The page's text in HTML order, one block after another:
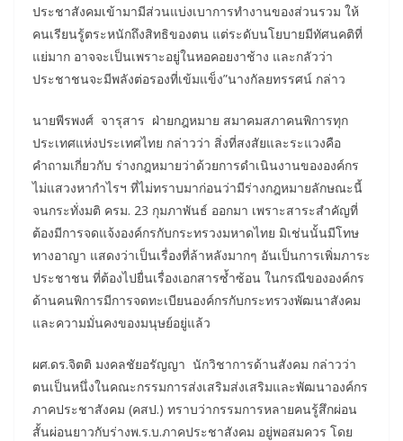
ประชาสังคมเข้ามามีส่วนแบ่งเบาการทำงานของส่วนรวม ให้
คนเรียนรู้ตระหนักถึงสิทธิของตน แต่ระดับนโยบายมีทัศนคติที่
แย่มาก อาจจะเป็นเพราะอยู่ในหอคอยงาช้าง และกลัวว่า
ประชาชนจะมีพลังต่อรองที่เข้มแข็ง”นางกัลยทรรศน์ กล่าว
นายพีรพงศ์ จารุสาร ฝ่ายกฎหมาย สมาคมสภาคนพิการทุก
ประเทศแห่งประเทศไทย กล่าวว่า สิ่งที่สงสัยและระแวงคือ
คำถามเกี่ยวกับ ร่างกฎหมายว่าด้วยการดำเนินงานขององค์กร
ไม่แสวงหากำไรฯ ที่ไม่ทราบมาก่อนว่ามีร่างกฎหมายลักษณะนี้
จนกระทั่งมติ ครม. 23 กุมภาพันธ์ ออกมา เพราะสาระสำคัญที่
ต้องมีการจดแจ้งองค์กรกับกระทรวงมหาดไทย มิเช่นนั้นมีโทษ
ทางอาญา แสดงว่าเป็นเรื่องที่ล้าหลังมากๆ อันเป็นการเพิ่มภาระ
ประชาชน ที่ต้องไปยื่นเรื่องเอกสารซ้ำซ้อน ในกรณีขององค์กร
ด้านคนพิการมีการจดทะเบียนองค์กรกับกระทรวงพัฒนาสังคม
และความมั่นคงของมนุษย์อยู่แล้ว
ผศ.ดร.จิตติ มงคลชัยอรัญญา นักวิชาการด้านสังคม กล่าวว่า
ตนเป็นหนึ่งในคณะกรรมการส่งเสริมส่งเสริมและพัฒนาองค์กร
ภาคประชาสังคม (คสป.) ทราบว่ากรรมการหลายคนรู้สึกผ่อน
สั้นผ่อนยาวกับร่างพ.ร.บ.ภาคประชาสังคม อยู่พอสมควร โดย